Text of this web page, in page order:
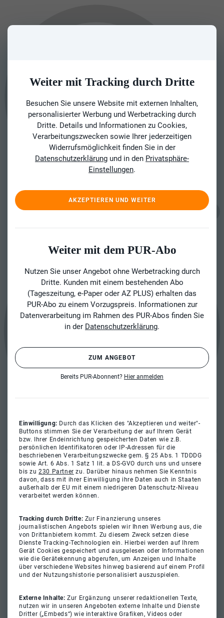
Weiter mit Tracking durch Dritte
Besuchen Sie unsere Website mit externen Inhalten,
personalisierter Werbung und Werbetracking durch
Dritte. Details und Informationen zu Cookies,
Verarbeitungszwecken sowie Ihrer jederzeitigen
Widerrufsmöglichkeit finden Sie in der
Datenschutzerklärung und in den Privatsphäre-
Einstellungen.
AKZEPTIEREN UND WEITER
Weiter mit dem PUR-Abo
Nutzen Sie unser Angebot ohne Werbetracking durch
Dritte. Kunden mit einem bestehenden Abo
(Tageszeitung, e-Paper oder AZ PLUS) erhalten das
PUR-Abo zu einem Vorzugspreis. Informationen zur
Datenverarbeitung im Rahmen des PUR-Abos finden Sie
in der Datenschutzerklärung.
ZUM ANGEBOT
Bereits PUR-Abonnent? Hier anmelden
Einwilligung: Durch das Klicken des "Akzeptieren und weiter"-
Buttons stimmen Sie der Verarbeitung der auf Ihrem Gerät
bzw. Ihrer Endeinrichtung gespeicherten Daten wie z.B.
persönlichen Identifikatoren oder IP-Adressen für die
beschriebenen Verarbeitungszwecke gem. § 25 Abs. 1 TDDDG
sowie Art. 6 Abs. 1 Satz 1 lit. a DS-GVO durch uns und unsere
bis zu230 Partner zu. Darüber hinaus nehmen Sie Kenntnis
davon, dass mit ihrer Einwilligung ihre Daten auch in Staaten
außerhalb der EU mit einem niedrigeren Datenschutz-Niveau
verarbeitet werden können.
Tracking durch Dritte: Zur Finanzierung unseres
journalistischen Angebots spielen wir Ihnen Werbung aus, die
von Drittanbietern kommt. Zu diesem Zweck setzen diese
Dienste Tracking-Technologien ein. Hierbei werden auf Ihrem
Gerät Cookies gespeichert und ausgelesen oder Informationen
wie die Gerätekennung abgerufen, um Anzeigen und Inhalte
über verschiedene Websites hinweg basierend auf einem Profil
und der Nutzungshistorie personalisiert auszuspielen.
Externe Inhalte:Zur Ergänzung unserer redaktionellen Texte,
nutzen wir in unseren Angeboten externe Inhalte und Dienste
Dritter („Embeds“) wie interaktive Grafiken, Videos oder